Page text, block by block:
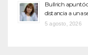
Bullrich apuntó
distancia a una
5 agosto, 2026